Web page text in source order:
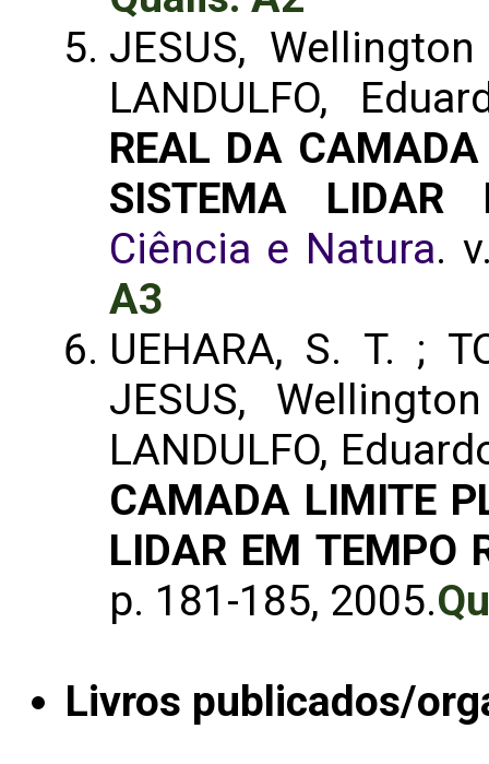
JESUS,
LANDULFO,
REAL DA
SISTEMA LIDAR
Ciência e Natura.
A3
UEHARA, S. T. ;
JESUS,
LANDULFO,
CAMADA LIMITE
LIDAR EM TEMPO
p. 181-185, 2005.
Livros publicados/